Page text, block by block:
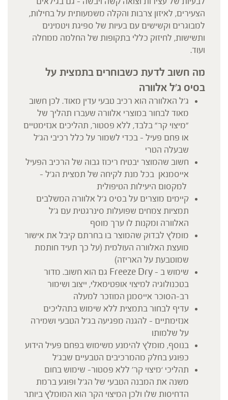
הצעירים, לאיזון צרבות והקלה משמעותית על בחילות,
למבוגרים וקשישים עם בעיות של ספיגת ויטמינים
ותשישות, לחיזוק כללי בתקופות של החלמה ממחלה
ועוד.
מה חשוב לדעת כשבוחרים בתמצית על
בסיס ג'ל אלוורה
ג'ל האלוורה הוא רכיב טבעי עדין מאוד. לכן חשוב
מאוד לבחור במוצרי אלוורה שעברו תהליך של
"מיצוי קר" בלבד, ללא פסטור, תהליכים אנזימטיים
או פחם פעיל – בכדי לשמור על כלל רכיבי הג'ל
שבעלה הטרי
חשוב שהמוצר יבטיח ריכוז גבוה של הרכיב הפעיל
אייסמנאן בכל מנת לקיחה של תמצית הג'ל –
למקסום היעילות הטיפולית
קיימים מוצרים על בסיס ג'ל אלוורה המשלבים
תמציות צמחים שפועלות סינרגטית עם ג'ל
האלוורה ומקנות לו ערך מוסף
מומלץ לבדוק שהמוצר בו בחרתם קיבל את אישור
מועצת האלוורה העולמית (על כך תעיד חותמת
שמוטבעת על האריזה)
שימוש ב – Freeze Dry גם הוא חשוב. מדור
בטכנולוגיה למיצוי אופטימאלי, ייצוב ושימור
רב-הסוכר אייסמנן המוזכר למעלה
עדיף לבחור בתמצית ללא שימוש בתהליכים
אנזימתיים – להגנה מפגיעה בג’ל הטבעי ושמירה
על שלמותו
בנוסף, מומלץ להימנע משימוש בפחם פעיל הידוע
כפוגע בחלק מהמרכיבים הטבעיים שבג’ל
תהליכי ‘מיצוי קר’ ללא פסטור– שימוש בחום
משנה את המבנה הטבעי של הג’ל ופוגע ברמת
הדחיסות שלו ולכן המיצוי הקר הוא המומלץ ביותר